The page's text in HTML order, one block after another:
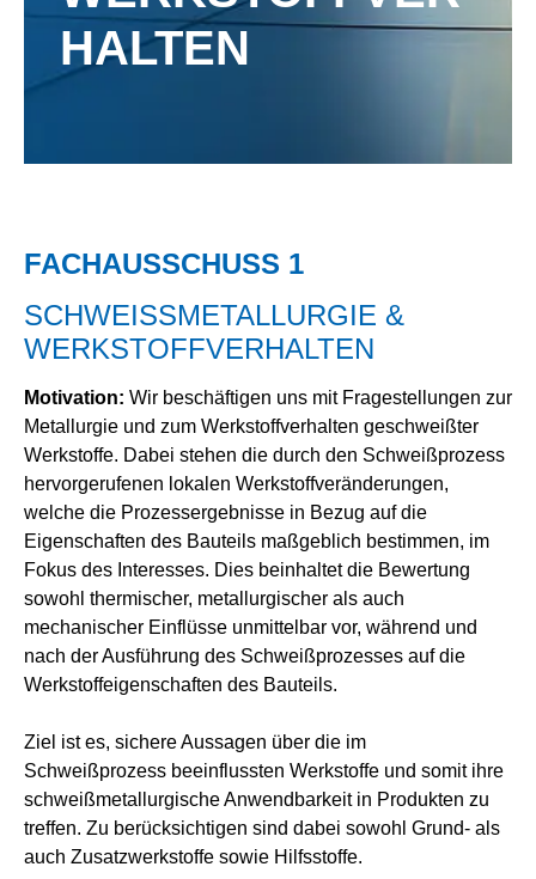
HALTEN
FACHAUSSCHUSS 1
SCHWEISSMETALLURGIE &
WERKSTOFFVERHALTEN
Motivation: Wir beschäftigen uns mit Fragestellungen zur
Metallurgie und zum Werkstoffverhalten geschweißter
Werkstoffe. Dabei stehen die durch den Schweißprozess
hervorgerufenen lokalen Werkstoffveränderungen,
welche die Prozessergebnisse in Bezug auf die
Eigenschaften des Bauteils maßgeblich bestimmen, im
Fokus des Interesses. Dies beinhaltet die Bewertung
sowohl thermischer, metallurgischer als auch
mechanischer Einflüsse unmittelbar vor, während und
nach der Ausführung des Schweißprozesses auf die
Werkstoffeigenschaften des Bauteils.
Ziel ist es, sichere Aussagen über die im
Schweißprozess beeinflussten Werkstoffe und somit ihre
schweißmetallurgische Anwendbarkeit in Produkten zu
treffen. Zu berücksichtigen sind dabei sowohl Grund- als
auch Zusatzwerkstoffe sowie Hilfsstoffe.